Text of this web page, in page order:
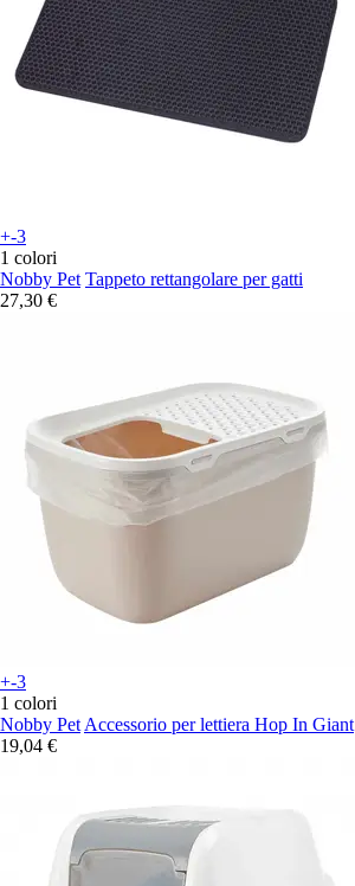
+-3
1 colori
Nobby Pet Tappeto rettangolare per gatti
27,30 €
+-3
1 colori
Nobby Pet Accessorio per lettiera Hop In Giant
19,04 €